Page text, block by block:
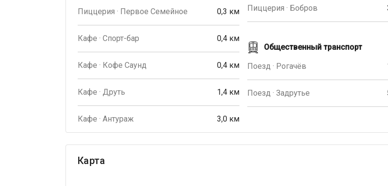
Пиццерия · Первое Семейное 0,3 км
Кафе · Спорт-бар 0,4 км
Кафе · Кофе Саунд 0,4 км
Кафе · Друть 1,4 км
Кафе · Антураж 3,0 км
Пиццерия · Бобров
Общественный транспорт
Поезд · Рогачёв
Поезд · Задрутье
Карта